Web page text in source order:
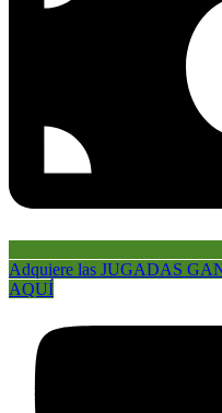
Adquiere las JUGADAS
AQUÍ